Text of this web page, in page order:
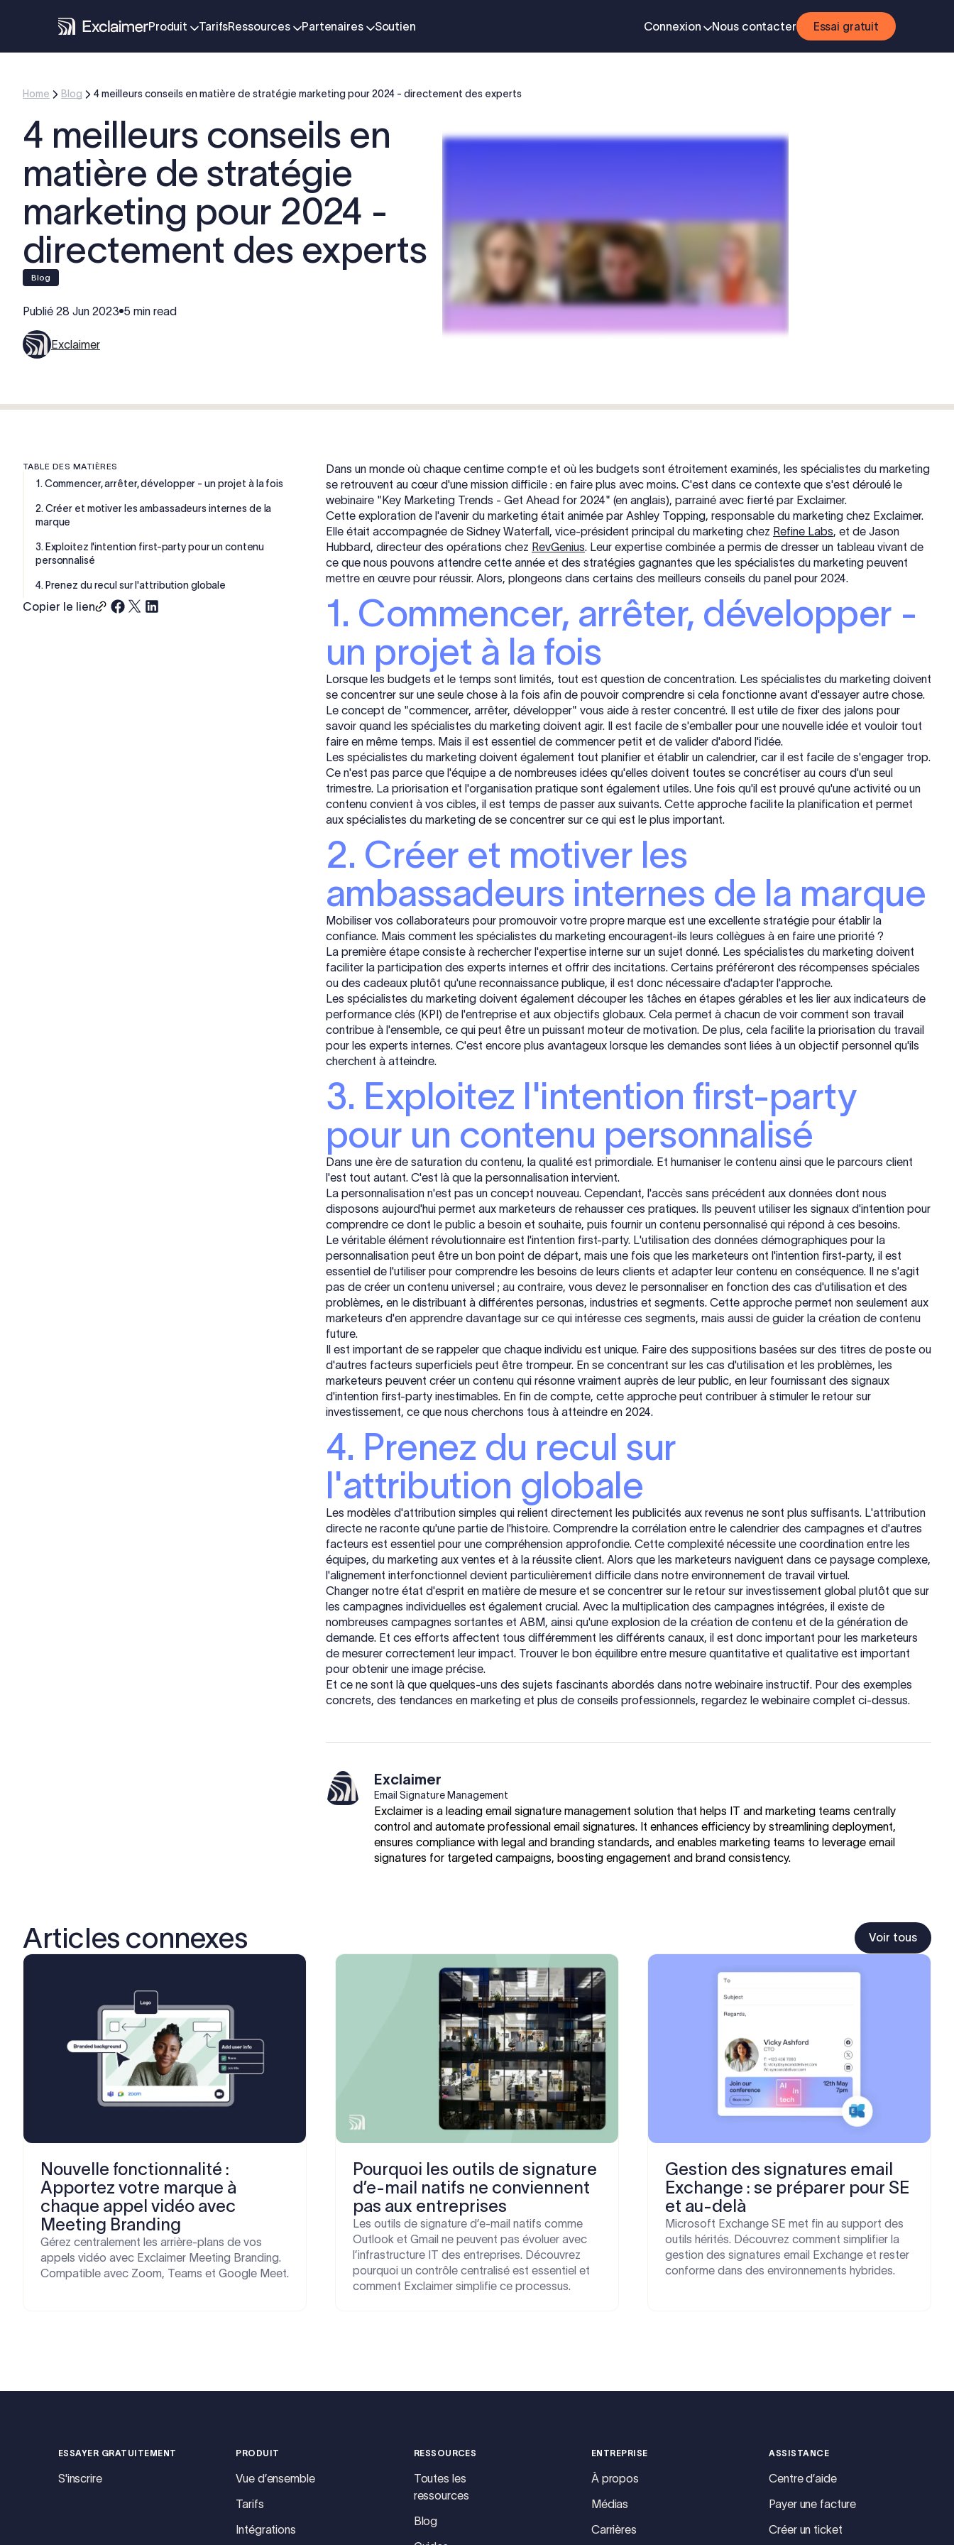
Produit TarifsRessources Partenaires Soutien Connexion Nous contacter Essai gratuit
Home Blog 4 meilleurs conseils en matière de stratégie marketing pour 2024 - directement des experts
4 meilleurs conseils en
matière de stratégie
marketing pour 2024 -
directement des experts
blog
Publié 28 Jun 2023 5 min read
Exclaimer
TABLE DES MATIÈRES
1. Commencer, arrêter, développer - un projet à la fois
2. Créer et motiver les ambassadeurs internes de la
marque
3. Exploitez l'intention first-party pour un contenu
personnalisé
4. Prenez du recul sur l'attribution globale
Copier le lien
Dans un monde où chaque centime compte et où les budgets sont étroitement examinés, les spécialistes du marketing
se retrouvent au cœur d'une mission difficile : en faire plus avec moins. C'est dans ce contexte que s'est déroulé le
webinaire "Key Marketing Trends - Get Ahead for 2024" (en anglais), parrainé avec fierté par Exclaimer.
Cette exploration de l'avenir du marketing était animée par Ashley Topping, responsable du marketing chez Exclaimer.
Elle était accompagnée de Sidney Waterfall, vice-président principal du marketing chez Refine Labs, et de Jason
Hubbard, directeur des opérations chez RevGenius. Leur expertise combinée a permis de dresser un tableau vivant de
ce que nous pouvons attendre cette année et des stratégies gagnantes que les spécialistes du marketing peuvent
mettre en œuvre pour réussir. Alors, plongeons dans certains des meilleurs conseils du panel pour 2024.
1. Commencer, arrêter, développer -
un projet à la fois
Lorsque les budgets et le temps sont limités, tout est question de concentration. Les spécialistes du marketing doivent
se concentrer sur une seule chose à la fois afin de pouvoir comprendre si cela fonctionne avant d'essayer autre chose.
Le concept de "commencer, arrêter, développer" vous aide à rester concentré. Il est utile de fixer des jalons pour
savoir quand les spécialistes du marketing doivent agir. Il est facile de s'emballer pour une nouvelle idée et vouloir tout
faire en même temps. Mais il est essentiel de commencer petit et de valider d'abord l'idée.
Les spécialistes du marketing doivent également tout planifier et établir un calendrier, car il est facile de s'engager trop.
Ce n'est pas parce que l'équipe a de nombreuses idées qu'elles doivent toutes se concrétiser au cours d'un seul
trimestre. La priorisation et l'organisation pratique sont également utiles. Une fois qu'il est prouvé qu'une activité ou un
contenu convient à vos cibles, il est temps de passer aux suivants. Cette approche facilite la planification et permet
aux spécialistes du marketing de se concentrer sur ce qui est le plus important.
2. Créer et motiver les
ambassadeurs internes de la marque
Mobiliser vos collaborateurs pour promouvoir votre propre marque est une excellente stratégie pour établir la
confiance. Mais comment les spécialistes du marketing encouragent-ils leurs collègues à en faire une priorité ?
La première étape consiste à rechercher l'expertise interne sur un sujet donné. Les spécialistes du marketing doivent
faciliter la participation des experts internes et offrir des incitations. Certains préféreront des récompenses spéciales
ou des cadeaux plutôt qu'une reconnaissance publique, il est donc nécessaire d'adapter l'approche.
Les spécialistes du marketing doivent également découper les tâches en étapes gérables et les lier aux indicateurs de
performance clés (KPI) de l'entreprise et aux objectifs globaux. Cela permet à chacun de voir comment son travail
contribue à l'ensemble, ce qui peut être un puissant moteur de motivation. De plus, cela facilite la priorisation du travail
pour les experts internes. C'est encore plus avantageux lorsque les demandes sont liées à un objectif personnel qu'ils
cherchent à atteindre.
3. Exploitez l'intention first-party
pour un contenu personnalisé
Dans une ère de saturation du contenu, la qualité est primordiale. Et humaniser le contenu ainsi que le parcours client
l'est tout autant. C'est là que la personnalisation intervient.
La personnalisation n'est pas un concept nouveau. Cependant, l'accès sans précédent aux données dont nous
disposons aujourd'hui permet aux marketeurs de rehausser ces pratiques. Ils peuvent utiliser les signaux d'intention pour
comprendre ce dont le public a besoin et souhaite, puis fournir un contenu personnalisé qui répond à ces besoins.
Le véritable élément révolutionnaire est l'intention first-party. L'utilisation des données démographiques pour la
personnalisation peut être un bon point de départ, mais une fois que les marketeurs ont l'intention first-party, il est
essentiel de l'utiliser pour comprendre les besoins de leurs clients et adapter leur contenu en conséquence. Il ne s'agit
pas de créer un contenu universel ; au contraire, vous devez le personnaliser en fonction des cas d'utilisation et des
problèmes, en le distribuant à différentes personas, industries et segments. Cette approche permet non seulement aux
marketeurs d'en apprendre davantage sur ce qui intéresse ces segments, mais aussi de guider la création de contenu
future.
Il est important de se rappeler que chaque individu est unique. Faire des suppositions basées sur des titres de poste ou
d'autres facteurs superficiels peut être trompeur. En se concentrant sur les cas d'utilisation et les problèmes, les
marketeurs peuvent créer un contenu qui résonne vraiment auprès de leur public, en leur fournissant des signaux
d'intention first-party inestimables. En fin de compte, cette approche peut contribuer à stimuler le retour sur
investissement, ce que nous cherchons tous à atteindre en 2024.
4. Prenez du recul sur
l'attribution globale
Les modèles d'attribution simples qui relient directement les publicités aux revenus ne sont plus suffisants. L'attribution
directe ne raconte qu'une partie de l'histoire. Comprendre la corrélation entre le calendrier des campagnes et d'autres
facteurs est essentiel pour une compréhension approfondie. Cette complexité nécessite une coordination entre les
équipes, du marketing aux ventes et à la réussite client. Alors que les marketeurs naviguent dans ce paysage complexe,
l'alignement interfonctionnel devient particulièrement difficile dans notre environnement de travail virtuel.
Changer notre état d'esprit en matière de mesure et se concentrer sur le retour sur investissement global plutôt que sur
les campagnes individuelles est également crucial. Avec la multiplication des campagnes intégrées, il existe de
nombreuses campagnes sortantes et ABM, ainsi qu'une explosion de la création de contenu et de la génération de
demande. Et ces efforts affectent tous différemment les différents canaux, il est donc important pour les marketeurs
de mesurer correctement leur impact. Trouver le bon équilibre entre mesure quantitative et qualitative est important
pour obtenir une image précise.
Et ce ne sont là que quelques-uns des sujets fascinants abordés dans notre webinaire instructif. Pour des exemples
concrets, des tendances en marketing et plus de conseils professionnels, regardez le webinaire complet ci-dessus.
Exclaimer
Email Signature Management
Exclaimer is a leading email signature management solution that helps IT and marketing teams centrally
control and automate professional email signatures. It enhances efficiency by streamlining deployment,
ensures compliance with legal and branding standards, and enables marketing teams to leverage email
signatures for targeted campaigns, boosting engagement and brand consistency.
Articles connexes Voir tous
Nouvelle fonctionnalité :
Apportez votre marque à
chaque appel vidéo avec
Meeting Branding
Gérez centralement les arrière-plans de vos
appels vidéo avec Exclaimer Meeting Branding.
Compatible avec Zoom, Teams et Google Meet.
Pourquoi les outils de signature
d’e-mail natifs ne conviennent
pas aux entreprises
Les outils de signature d’e-mail natifs comme
Outlook et Gmail ne peuvent pas évoluer avec
l’infrastructure IT des entreprises. Découvrez
pourquoi un contrôle centralisé est essentiel et
comment Exclaimer simplifie ce processus.
Gestion des signatures email
Exchange : se préparer pour SE
et au-delà
Microsoft Exchange SE met fin au support des
outils hérités. Découvrez comment simplifier la
gestion des signatures email Exchange et rester
conforme dans des environnements hybrides.
ESSAYER GRATUITEMENT
S'inscrire
PRODUIT
Vue d’ensemble
Tarifs
Intégrations
RESSOURCES
Toutes les
ressources
Blog
ENTREPRISE
À propos
Médias
Carrières
ASSISTANCE
Centre d’aide
Payer une facture
Créer un ticket